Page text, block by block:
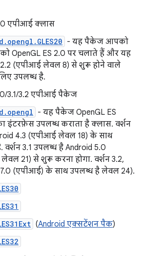
एपीआई क्लास
- यह पैकेज आपको
OpenGL ES 2.0 पर चलाते हैं और यह
2.2 (एपीआई लेवल 8) से शुरू होने वाले
उपलब्ध है.
3.1/3.2 एपीआई पैकेज
- यह पैकेज OpenGL ES
इंटरफ़ेस उपलब्ध कराता है क्लास. वर्शन
4.3 (एपीआई लेवल 18) के साथ
वर्शन 3.1 उपलब्ध है Android 5.0
21) से शुरू करना होगा. वर्शन 3.2,
7.0 (एपीआई) के साथ उपलब्ध है लेवल 24).
(Android एक्सटेंशन पैक)